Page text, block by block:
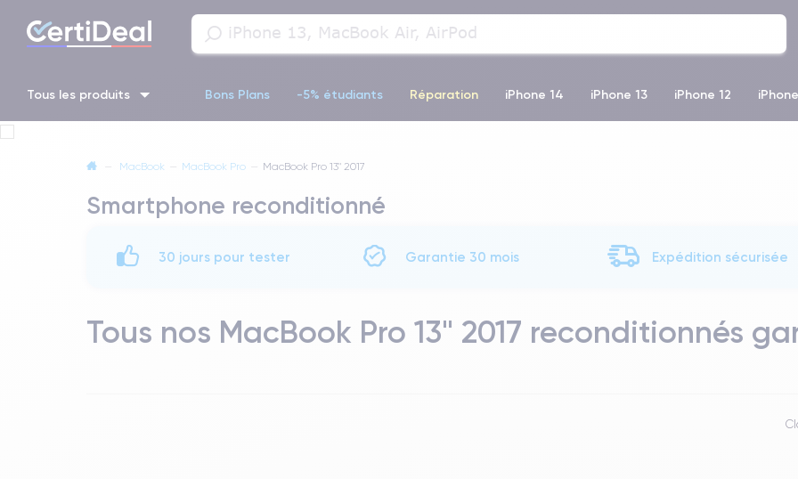
Tous les produits Bons Plans -5% étudiants Réparation iPhone 14 iPhone 13 iPhone 12
iPhone 11 Pro iPhone 14 pro
— MacBook — MacBook Pro — MacBook Pro 13" 2017
Smartphone reconditionné
30 jours pour tester Garantie 30 mois Expédition sécurisée
Tous nos MacBook Pro 13" 2017 reconditionnés